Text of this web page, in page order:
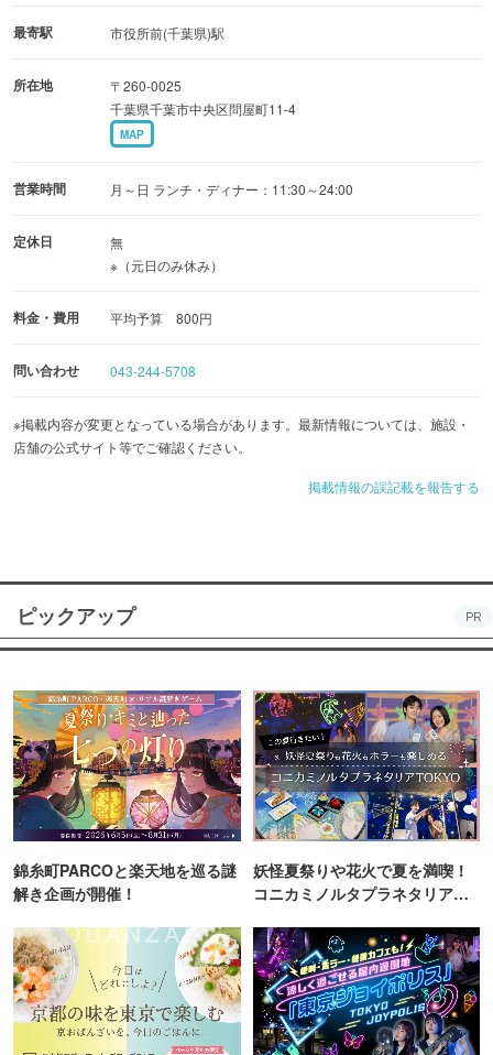
最寄駅 市役所前(千葉県)駅
所在地
〒260-0025
千葉県千葉市中央区問屋町11-4
MAP
営業時間 月～日 ランチ・ディナー：11:30～24:00
定休日
無
※（元日のみ休み）
料金・費用 平均予算 800円
問い合わせ 043-244-5708
※掲載内容が変更となっている場合があります。最新情報については、施設・
店舗の公式サイト等でご確認ください。
掲載情報の誤記載を報告する
ピックアップ PR
錦糸町PARCOと楽天地を巡る謎
解き企画が開催！
妖怪夏祭りや花火で夏を満喫！
コニカミノルタプラネタリア